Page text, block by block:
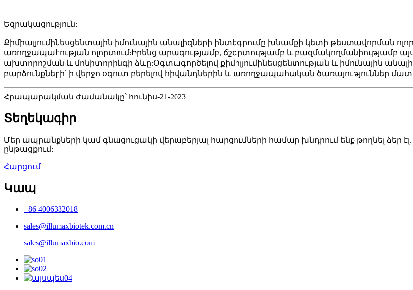
Եզրակացություն:
Քիմիալյումինեսցենտային իմունային անալիզների ինտեգրումը խնամքի կետի թեստավորման
առողջապահության ոլորտում:Իրենց արագությամբ, ճշգրտությամբ և բազմակողմանիությամբ այս
ախտորոշման և մոնիտորինգի ձևը:Օգտագործելով քիմիլյումինեսցենտության և իմունային
բարձունքների՝ ի վերջո օգուտ բերելով հիվանդներին և առողջապահական ծառայություններ
Հրապարակման ժամանակը՝ հունիս-21-2023
Տեղեկագիր
Մեր ապրանքների կամ գնացուցակի վերաբերյալ հարցումների համար խնդրում ենք թողնել
ընթացքում:
Հարցում
Կապ
+86 4006382018
sales@illumaxbiotek.com.cn
sales@illumaxbio.com